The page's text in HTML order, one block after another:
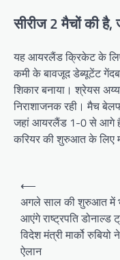
सीरीज 2 मैचों की
यह आयरलैंड क्रिकेट के लिए
कमी के बावजूद डेब्यूटेंट
शिकार बनाया। श्रेयस
निराशाजनक रही। मैच
जहां आयरलैंड 1-0 से आगे
करियर की शुरुआत के लिए
Post
navigation
⟵
अगले साल की शुरुआत में
आएंगे राष्ट्रपति डोनाल्ड
विदेश मंत्री मार्को रुबियो
ऐलान